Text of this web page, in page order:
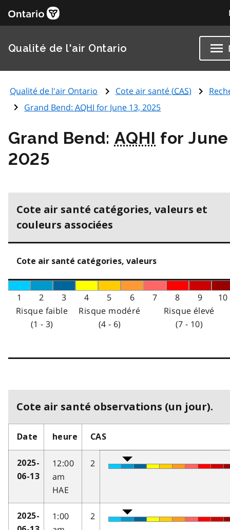
Qualité de l'air Ontario
Qualité de l'air Ontario Cote air santé (CAS)
Grand Bend:AQHI for June 13, 2025
Grand Bend: AQHI for June
2025
Cote air santé catégories, valeurs et
couleurs associées
Cote air santé catégories, valeurs
1 2 3 4 5 6 7 8 9
10
Risque faible
(1 - 3)
Risque modéré
(4 - 6)
Risque élevé
(7 - 10)
Cote air santé observations (un jour).
Date heure CAS
2025-
06-13
12:00
am
HAE
2
2025-
1:00
2